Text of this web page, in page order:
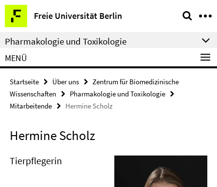
Springe
direkt
zu
Inhalt
Freie Universität Berlin
Service-
Navigation
Pharmakologie und Toxikologie
MENÜ
Startseite Über uns
Zentrum für Biomedizinische
Wissenschaften
Pharmakologie und Toxikologie
Mitarbeitende
Hermine Scholz
Hermine Scholz
Tierpflegerin